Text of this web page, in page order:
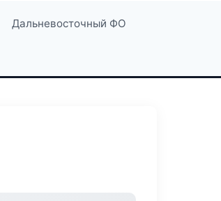
Дальневосточный ФО